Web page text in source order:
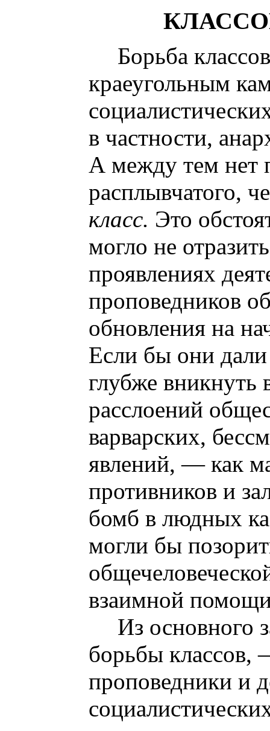
Борьба
краеугольным
в частности,
А между тем нет
расплывчатого,
класс. Это
могло не
проявлениях
проповедников
обновления на
Если бы они
глубже вникнуть
расслоений
варварских,
явлений, — как
противников и
бомб в людных
могли бы
взаимной
Из основного
борьбы классов,
проповедники и